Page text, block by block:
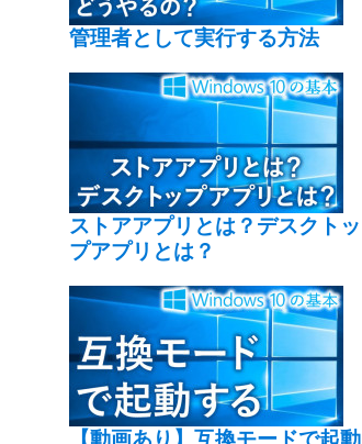
管理者として実行する方法
ストアアプリとは？デスクトッ
プアプリとは？